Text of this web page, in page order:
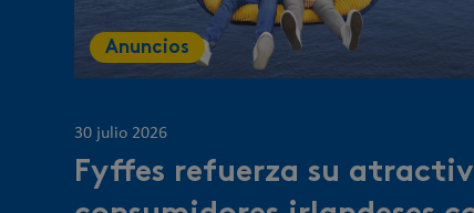
Anuncios
30 julio 2026
Fyffes refuerza su